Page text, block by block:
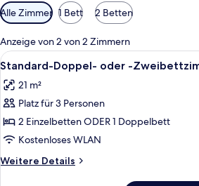
Verfügbare
Filter
für
Zimmer
Alle Zimmer 1 Bett 2 Betten
Anzeige von 2 von 2 Zimmern
Alle
Fotos
für
Standard-
Doppel-
oder
-
Zweibettzimmer
Ein
17
Standard-Doppel- oder -
21 m²
Platz für 3 Personen
2 Einzelbetten ODER 1 Doppelbett
Kostenloses WLAN
Weitere Details
Weitere